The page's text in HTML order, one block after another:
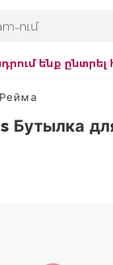
ենք ընտրել
Бутылка